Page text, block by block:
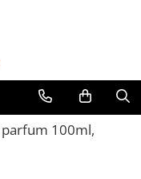
parfum 100ml,